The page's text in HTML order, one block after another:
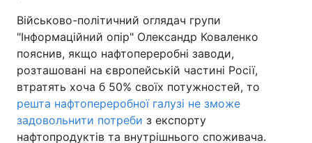
Військово-політичний оглядач групи
"Інформаційний опір" Олександр Коваленко
пояснив, якщо нафтопереробні заводи,
розташовані на європейській частині Росії,
втратять хоча б 50% своїх потужностей, то
решта нафтопереробної галузі не зможе
задовольнити потреби з експорту
нафтопродуктів та внутрішнього споживача.